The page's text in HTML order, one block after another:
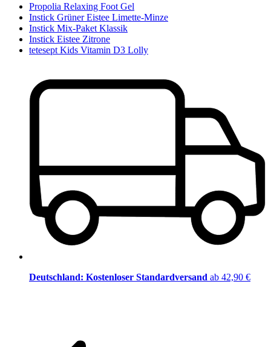
Propolia Relaxing Foot Gel
Instick Grüner Eistee Limette-Minze
Instick Mix-Paket Klassik
Instick Eistee Zitrone
tetesept Kids Vitamin D3 Lolly
Deutschland: Kostenloser Standardversand ab 42,90 €